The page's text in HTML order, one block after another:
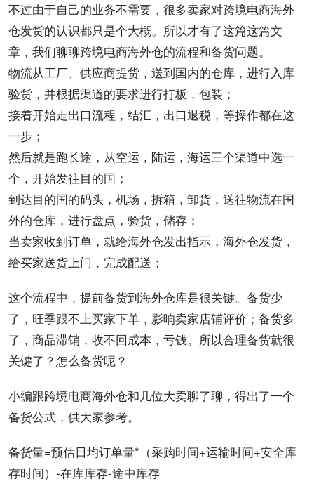
不过由于自己的业务不需要，很多卖家对跨境电商海外
仓发货的认识都只是个大概。所以才有了这篇这篇文
章，我们聊聊跨境电商海外仓的流程和备货问题。
物流从工厂、供应商提货，送到国内的仓库，进行入库
验货，并根据渠道的要求进行打板，包装；
接着开始走出口流程，结汇，出口退税，等操作都在这
一步；
然后就是跑长途，从空运，陆运，海运三个渠道中选一
个，开始发往目的国；
到达目的国的码头，机场，拆箱，卸货，送往物流在国
外的仓库，进行盘点，验货，储存；
当卖家收到订单，就给海外仓发出指示，海外仓发货，
给买家送货上门，完成配送；
这个流程中，提前备货到海外仓库是很关键。备货少
了，旺季跟不上买家下单，影响卖家店铺评价；备货多
了，商品滞销，收不回成本，亏钱。所以合理备货就很
关键了？怎么备货呢？
小编跟跨境电商海外仓和几位大卖聊了聊，得出了一个
备货公式，供大家参考。
备货量=预估日均订单量*（采购时间+运输时间+安全库
存时间）-在库库存-途中库存